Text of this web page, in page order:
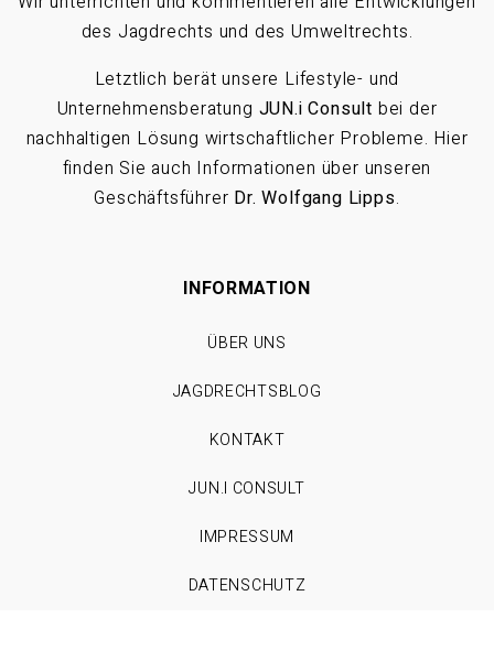
des Jagdrechts und des Umweltrechts.
Letztlich berät unsere Lifestyle- und
Unternehmensberatung JUN.i Consult bei der
nachhaltigen Lösung wirtschaftlicher Probleme. Hier
finden Sie auch Informationen über unseren
Geschäftsführer Dr. Wolfgang Lipps.
INFORMATION
ÜBER UNS
JAGDRECHTSBLOG
KONTAKT
JUN.I CONSULT
IMPRESSUM
DATENSCHUTZ